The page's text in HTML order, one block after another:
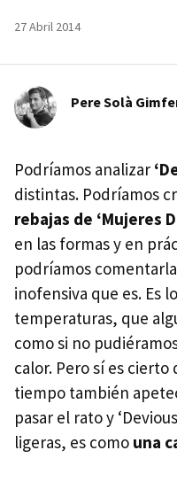
27 Abril 2014
Pere Solà
Podríamos analizar
distintas. Podríamos
rebajas de ‘Mujeres
en las formas y en
podríamos
inofensiva que es. Es
temperaturas, que
como si no
calor. Pero sí es
tiempo también
pasar el rato y
ligeras, es como una